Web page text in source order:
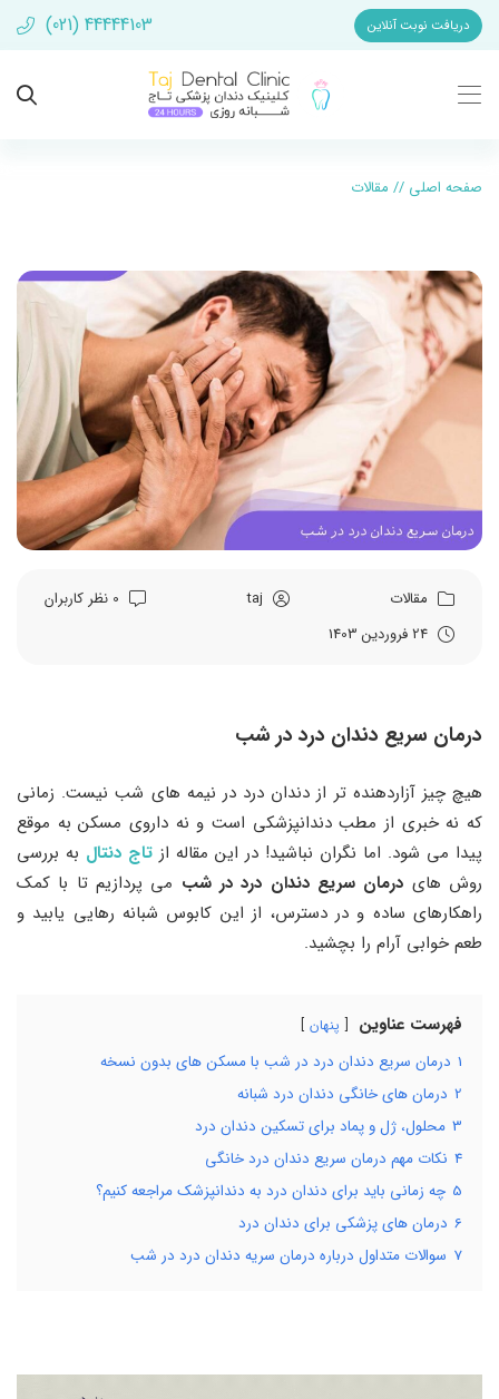
دریافت نوبت آنلاین (021) 44444103
صفحه اصلی // مقالات
مقالات taj
درمان سریع دندان درد در شب
هیچ چیز آزاردهنده‌ تر از دندان درد در نیمه های شب نیست. زمانی
که نه خبری از مطب دندانپزشکی است و نه داروی مسکن به موقع
پیدا می‌ شود. اما نگران نباشید! در این مقاله از تاج دنتال به بررسی
روش ‌های درمان سریع دندان درد در شب می‌ پردازیم تا با کمک
راهکارهای ساده و در دسترس، از این کابوس شبانه رهایی یابید و
طعم خوابی آرام را بچشید.
فهرست عناوین پنهان
1 درمان سریع دندان درد در شب با مسکن های بدون نسخه
2 درمان‌ های خانگی دندان درد شبانه
3 محلول، ژل و پماد برای تسکین دندان درد
4 نکات مهم درمان سریع دندان درد خانگی
5 چه زمانی باید برای دندان درد به دندانپزشک مراجعه کنیم؟
6 درمان ‌های پزشکی برای دندان درد
7 سوالات متداول درباره درمان سریه دندان درد در شب